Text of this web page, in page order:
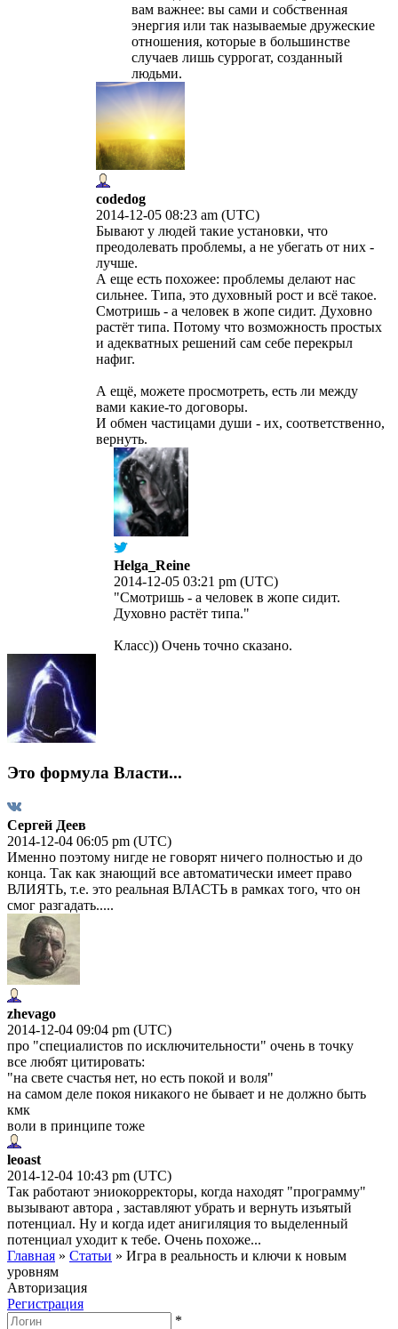
вам важнее: вы сами и собственная
энергия или так называемые дружеские
отношения, которые в большинстве
случаев лишь суррогат, созданный
людьми.
codedog
2014-12-05 08:23 am (UTC)
Бывают у людей такие установки, что
преодолевать проблемы, а не убегать от них -
лучше.
А еще есть похожее: проблемы делают нас
сильнее. Типа, это духовный рост и всё такое.
Смотришь - а человек в жопе сидит. Духовно
растёт типа. Потому что возможность простых
и адекватных решений сам себе перекрыл
нафиг.
А ещё, можете просмотреть, есть ли между
вами какие-то договоры.
И обмен частицами души - их, соответственно,
вернуть.
Helga_Reine
2014-12-05 03:21 pm (UTC)
"Смотришь - а человек в жопе сидит.
Духовно растёт типа."
Класс)) Очень точно сказано.
Это формула Власти...
Сергей Деев
2014-12-04 06:05 pm (UTC)
Именно поэтому нигде не говорят ничего полностью и до
конца. Так как знающий все автоматически имеет право
ВЛИЯТЬ, т.е. это реальная ВЛАСТЬ в рамках того, что он
смог разгадать.....
zhevago
2014-12-04 09:04 pm (UTC)
про "специалистов по исключительности" очень в точку
все любят цитировать:
"на свете счастья нет, но есть покой и воля"
на самом деле покоя никакого не бывает и не должно быть
кмк
воли в принципе тоже
leoast
2014-12-04 10:43 pm (UTC)
Так работают эниокорректоры, когда находят "программу"
вызывают автора , заставляют убрать и вернуть изъятый
потенциал. Ну и когда идет анигиляция то выделенный
потенциал уходит к тебе. Очень похоже...
Главная » Статьи » Игра в реальность и ключи к новым
уровням
Авторизация
Регистрация
*